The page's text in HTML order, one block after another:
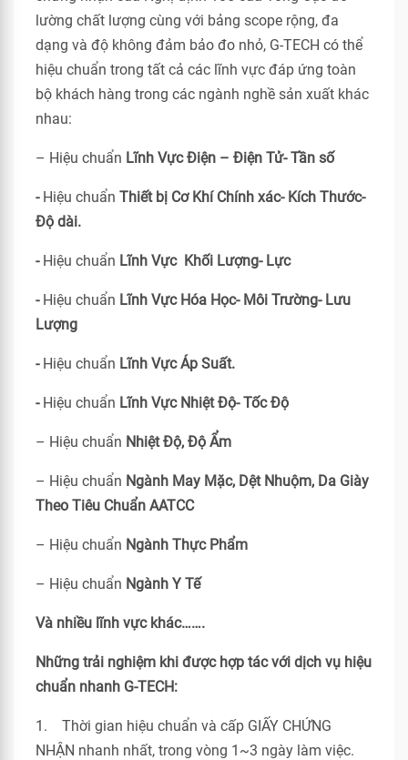
lường chất lượng cùng với bảng scope rộng, đa
dạng và độ không đảm bảo đo nhỏ, G-TECH có thể
hiệu chuẩn trong tất cả các lĩnh vực đáp ứng toàn
bộ khách hàng trong các ngành nghề sản xuất khác
nhau:
– Hiệu chuẩn Lĩnh Vực Điện – Điện Tử- Tần số
- Hiệu chuẩn Thiết bị Cơ Khí Chính xác- Kích Thước-
Độ dài.
- Hiệu chuẩn Lĩnh Vực Khối Lượng- Lực
- Hiệu chuẩn Lĩnh Vực Hóa Học- Môi Trường- Lưu
Lượng
- Hiệu chuẩn Lĩnh Vực Áp Suất.
-Hiệu chuẩn Lĩnh Vực Nhiệt Độ- Tốc Độ
– Hiệu chuẩn Nhiệt Độ, Độ Ẩm
– Hiệu chuẩn Ngành May Mặc, Dệt Nhuộm, Da Giày
Theo Tiêu Chuẩn AATCC
– Hiệu chuẩn Ngành Thực Phẩm
– Hiệu chuẩn Ngành Y Tế
Và nhiều lĩnh vực khác…….
Những trải nghiệm khi được hợp tác với dịch vụ hiệu
chuẩn nhanh G-TECH:
1. Thời gian hiệu chuẩn và cấp GIẤY CHỨNG
NHẬN nhanh nhất, trong vòng 1~3 ngày làm việc.